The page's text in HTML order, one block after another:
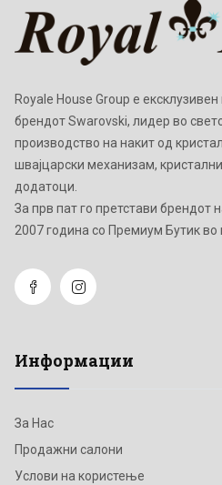
Royale House Group е
брендот Swarovski, лидер во
производство на накит од
швајцарски механизам,
додатоци.
Зa прв пат го претстави брендот
2007 година со Премиум Бутик во
Информации
За Нас
Продажни салони
Услови на користење